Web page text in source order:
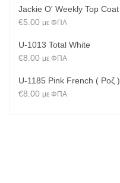
Jackie O' Weekly Top Coat
€5.00 με ΦΠΑ
U-1013 Total White
€8.00 με ΦΠΑ
U-1185 Pink French ( Ροζ )
€8.00 με ΦΠΑ